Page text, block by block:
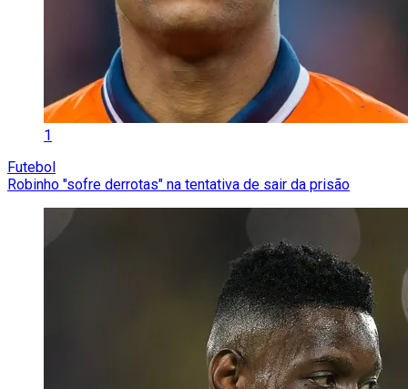
1
Futebol
Robinho "sofre derrotas" na tentativa de sair da prisão